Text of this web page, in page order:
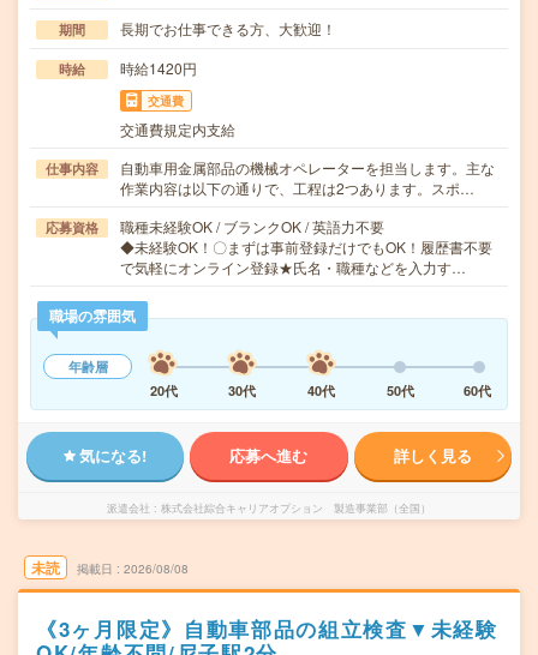
期間 長期でお仕事できる方、大歓迎！
時給 時給1420円
交通費
交通費規定内支給
仕事内容
自動車用金属部品の機械オペレーターを担当します。主な
作業内容は以下の通りで、工程は2つあります。スポ…
応募資格
職種未経験OK / ブランクOK / 英語力不要
◆未経験OK！〇まずは事前登録だけでもOK！履歴書不要
で気軽にオンライン登録★氏名・職種などを入力す…
職場の雰囲気
年齢層
20代
30代 40代 50代 60代
気になる! 応募へ進む 詳しく見る
派遣会社 株式会社綜合キャリアオプション 製造事業部（全国）
未読 掲載日 2026/08/08
《3ヶ月限定》自動車部品の組立検査▼未経験